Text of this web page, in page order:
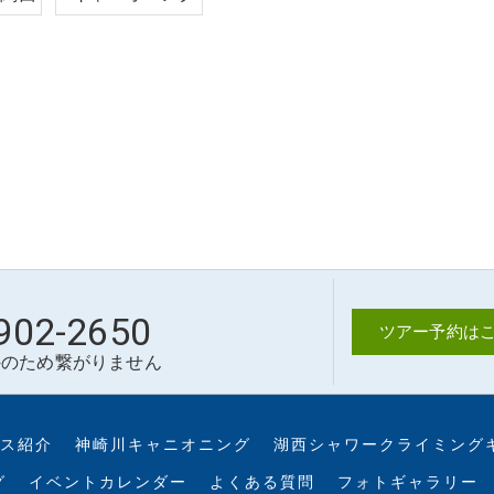
2650
ため繋がりません
ツアー予約は
紹介 神崎川キャニオニング 湖西シャワークライミング
イベントカレンダー よくある質問 フォトギャラリー